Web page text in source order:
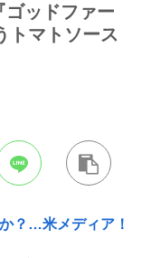
ゴッドファー
トマトソース
？…米メディア！